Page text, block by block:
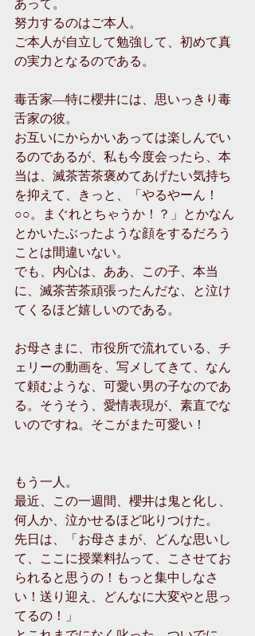
努力するのはご本人。
ご本人が自立して勉強して、初めて真
の実力となるのである。
毒舌家―特に櫻井には、思いっきり毒
舌家の彼。
お互いにからかいあっては楽しんでい
るのであるが、私も今度会ったら、本
当は、滅茶苦茶褒めてあげたい気持ち
を抑えて、きっと、「やるやーん！
○○。まぐれとちゃうか！？」とかなん
とかいたぶったような顔をするだろう
ことは間違いない。
でも、内心は、ああ、この子、本当
に、滅茶苦茶頑張ったんだな、と泣け
てくるほど嬉しいのである。
お母さまに、市役所で流れている、チ
ェリーの動画を、写メしてきて、なん
て頼むような、可愛い男の子なのであ
る。そうそう、愛情表現が、素直でな
いのですね。そこがまた可愛い！
もう一人。
最近、この一週間、櫻井は鬼と化し、
何人か、泣かせるほど叱りつけた。
先日は、「お母さまが、どんな思いし
て、ここに授業料払って、こさせてお
られると思うの！もっと集中しなさ
い！送り迎え、どんなに大変やと思っ
てるの！」